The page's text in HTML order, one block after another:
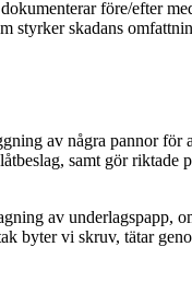
före/efter
styrker skadans
av några pannor
samt gör riktade
av underlagspapp,
byter vi skruv, tätar